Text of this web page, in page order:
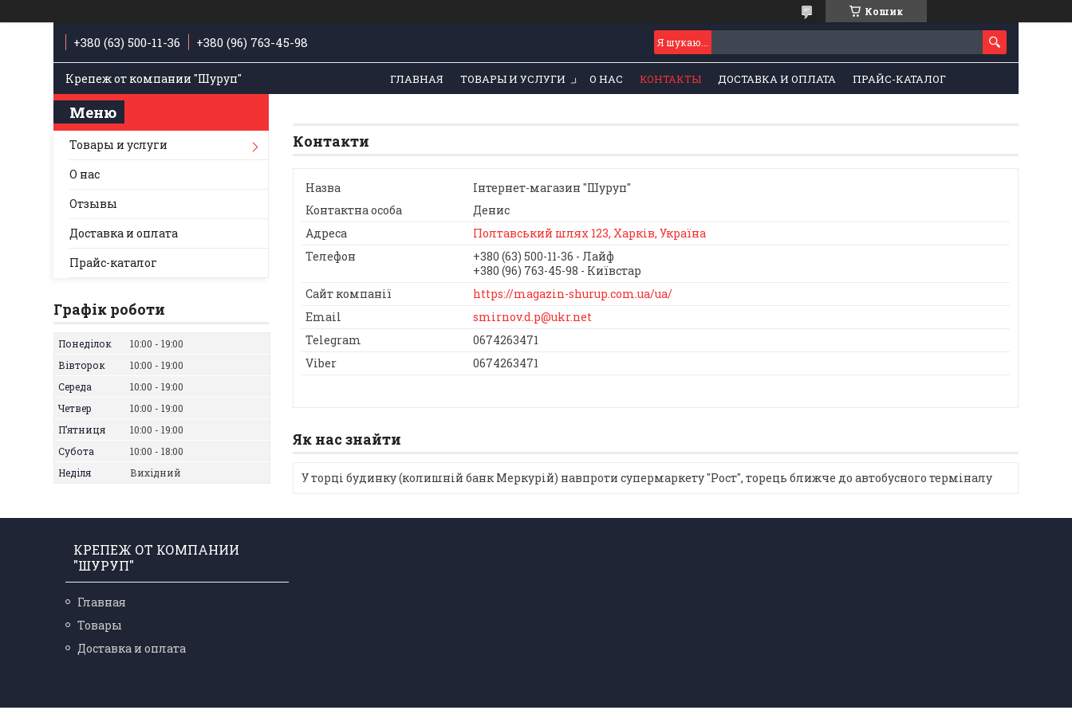
Кошик
+380 (63) 500-11-36 +380 (96) 763-45-98
Крепеж от компании "Шуруп" ГЛАВНАЯ ТОВАРЫ И УСЛУГИ О НАС КОНТАКТЫ ДОСТАВКА И ОПЛАТА ПРАЙС-КАТАЛОГ
Контакти
Інтернет-магазин "Шуруп"
Денис
Полтавський шлях 123, Харків, Україна
+380 (63) 500-11-36
Лайф
+380 (96) 763-45-98
Київстар
https://magazin-shurup.com.ua/ua/
smirnov.d.p@ukr.net
0674263471
0674263471
Як нас знайти
У торці будинку (колишній банк Меркурій) навпроти супермаркету "Рост", торець ближче до автобусного терміналу
Товары и услуги
О нас
Отзывы
Доставка и оплата
Прайс-каталог
Графік роботи
Понеділок 10:00
19:00
Вівторок
10:00
19:00
Середа
10:00
19:00
Четвер
10:00
19:00
Пʼятниця
10:00
19:00
Субота
10:00
18:00
Неділя
Вихідний
КРЕПЕЖ ОТ КОМПАНИИ
"ШУРУП"
Главная
Товары
Доставка и оплата